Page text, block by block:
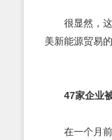
很显然，
美新能源贸易
47家企业
在一个月